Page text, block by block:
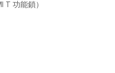
T 功能鎖）